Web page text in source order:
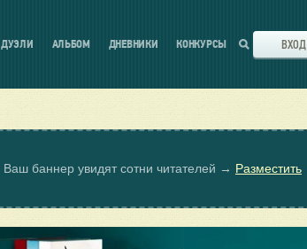
ДУЭЛИ АЛЬБОМ ДНЕВНИКИ КОНКУРСЫ ВХОД
Ваш баннер увидят сотни читателей → Разместить